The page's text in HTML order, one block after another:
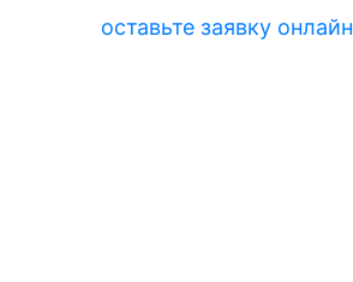
оставьте заявку онлайн